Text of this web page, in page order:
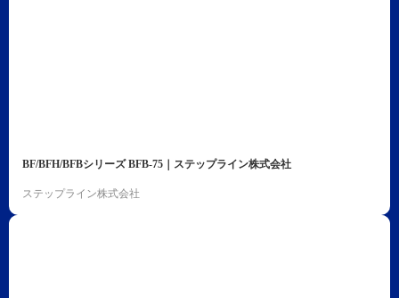
BF/BFH/BFBシリーズ BFB-75｜ステップライン株式会社
ステップライン株式会社